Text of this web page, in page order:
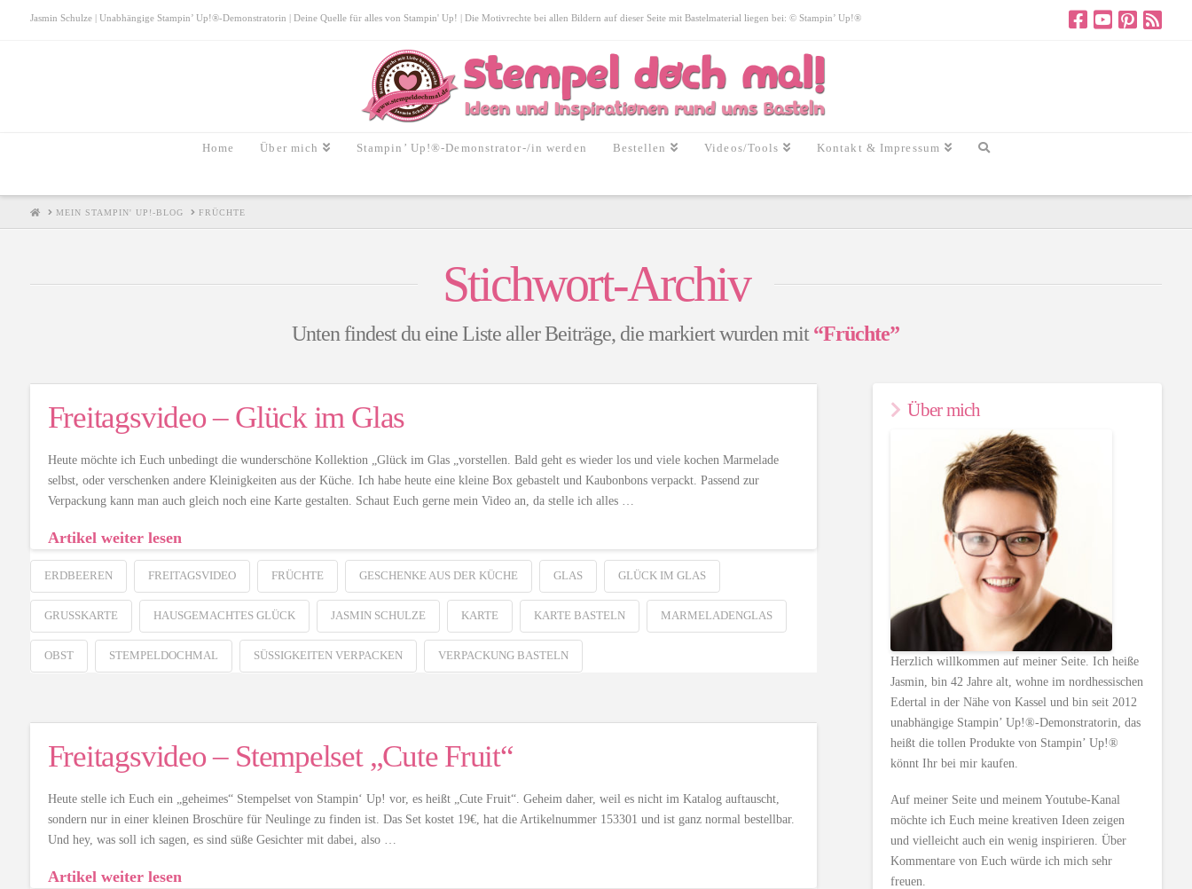
Jasmin Schulze | Unabhängige Stampin’ Up!®-Demonstratorin | Deine Quelle für alles von Stampin' Up! | Die Motivrechte bei allen Bildern auf dieser Seite mit Bastelmaterial liegen bei: © Stampin’ Up!®
Home Über mich Stampin’ Up!®-Demonstrator-/in werden Bestellen Videos/Tools Kontakt & Impressum
HOMEMEIN STAMPIN' UP!-BLOG FRÜCHTE
Stichwort-Archiv
Unten findest du eine Liste aller Beiträge, die markiert wurden mit“Früchte”
Freitagsvideo – Glück im Glas
Heute möchte ich Euch unbedingt die wunderschöne Kollektion „Glück im Glas „vorstellen. Bald geht es wieder los und viele kochen Marmelade
selbst, oder verschenken andere Kleinigkeiten aus der Küche. Ich habe heute eine kleine Box gebastelt und Kaubonbons verpackt. Passend zur
Verpackung kann man auch gleich noch eine Karte gestalten. Schaut Euch gerne mein Video an, da stelle ich alles …
Artikel weiter lesen
ERDBEEREN FREITAGSVIDEO FRÜCHTE GESCHENKE AUS DER KÜCHE GLAS GLÜCK IM GLAS
GRUSSKARTE HAUSGEMACHTES GLÜCK JASMIN SCHULZE KARTE KARTE BASTELN MARMELADENGLAS
OBST STEMPELDOCHMAL SÜSSIGKEITEN VERPACKEN VERPACKUNG BASTELN
Freitagsvideo – Stempelset „Cute Fruit“
Heute stelle ich Euch ein „geheimes“ Stempelset von Stampin‘ Up! vor, es heißt „Cute Fruit“. Geheim daher, weil es nicht im Katalog auftauscht,
sondern nur in einer kleinen Broschüre für Neulinge zu finden ist. Das Set kostet 19€, hat die Artikelnummer 153301 und ist ganz normal bestellbar.
Und hey, was soll ich sagen, es sind süße Gesichter mit dabei, also …
Artikel weiter lesen
Über mich
Herzlich willkommen auf meiner Seite. Ich heiße
Jasmin, bin 42 Jahre alt, wohne im nordhessischen
Edertal in der Nähe von Kassel und bin seit 2012
unabhängige Stampin’ Up!®-Demonstratorin, das
heißt die tollen Produkte von Stampin’ Up!®
könnt Ihr bei mir kaufen.
Auf meiner Seite und meinem Youtube-Kanal
möchte ich Euch meine kreativen Ideen zeigen
und vielleicht auch ein wenig inspirieren. Über
Kommentare von Euch würde ich mich sehr
freuen.